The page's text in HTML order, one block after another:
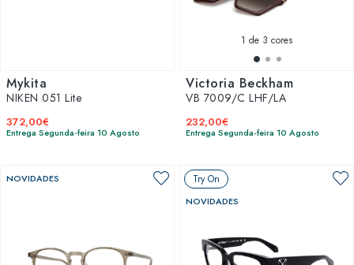
Mykita
NIKEN 051 Lite
372,00€
Entrega Segunda-feira 10 Agosto
1 de 3 cores
Victoria Beckham
VB 7009/C LHF/LA
232,00€
Entrega Segunda-feira 10 Agosto
NOVIDADES Try On
NOVIDADES